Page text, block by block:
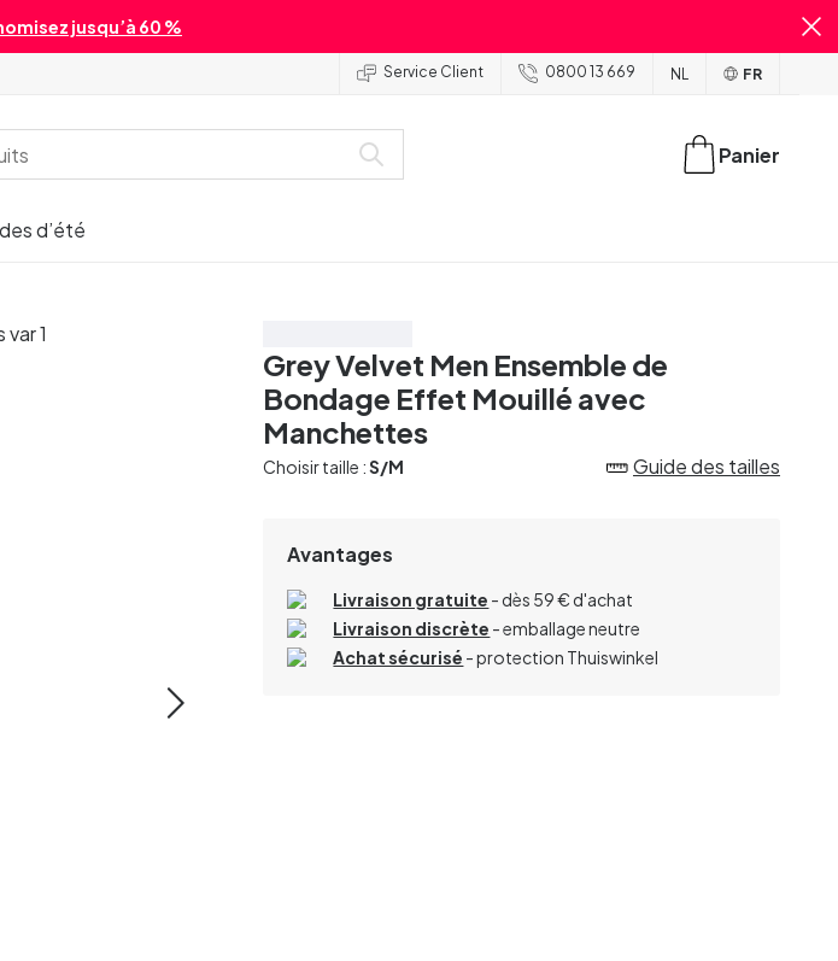
jusqu’à 60 %
Service Client 0800 13 669 NL FR
d’été
Panier
Grey Velvet Men Ensemble de
Bondage Effet Mouillé avec
Manchettes
Choisir taille :S/M Guide des tailles
Avantages
Livraison gratuite - dès 59 € d'achat
Livraison discrète - emballage neutre
Achat sécurisé - protection Thuiswinkel